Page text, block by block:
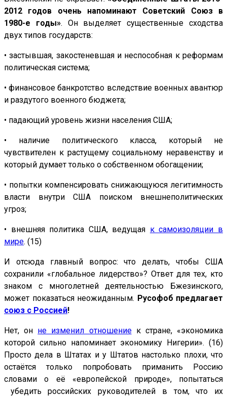
2012 годов очень напоминают Советский Союз в
1980-е годы». Он выделяет существенные сходства
двух типов государств:
• застывшая, закостеневшая и неспособная к реформам
политическая система;
• финансовое банкротство вследствие военных авантюр
и раздутого военного бюджета;
• падающий уровень жизни населения США;
•
наличие политического класса, который не
чувствителен к растущему социальному неравенству и
который думает только о собственном обогащении;
• попытки компенсировать снижающуюся легитимность
власти внутри США поиском внешнеполитических
угроз;
• внешняя политика США, ведущая к самоизоляции в
мире. (15)
И отсюда главный вопрос: что делать, чтобы США
сохранили «глобальное лидерство»? Ответ для тех, кто
знаком с многолетней деятельностью Бжезинского,
может показаться неожиданным. Русофоб предлагает
союз с Россией!
Нет, он не изменил отношениек стране, «экономика
которой сильно напоминает экономику Нигерии». (16)
Просто дела в Штатах и у Штатов настолько плохи, что
остаётся только попробовать приманить Россию
словами о её «европейской природе», попытаться
убедить российских руководителей в том, что их